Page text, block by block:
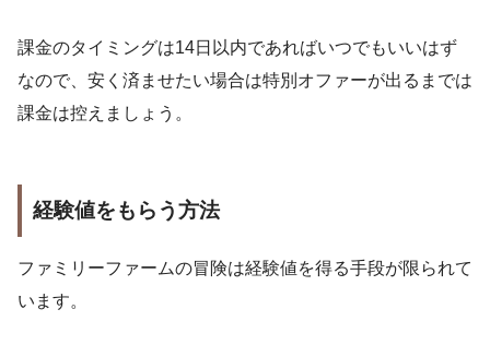
課金のタイミングは14日以内であればいつでもいいはず
なので、安く済ませたい場合は特別オファーが出るまでは
課金は控えましょう。
経験値をもらう方法
ファミリーファームの冒険は経験値を得る手段が限られて
います。